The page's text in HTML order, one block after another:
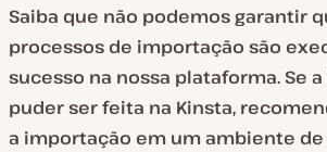
Saiba que não podemos garantir
processos de importação são
sucesso na nossa plataforma. Se
puder ser feita na Kinsta,
a importação em um ambiente